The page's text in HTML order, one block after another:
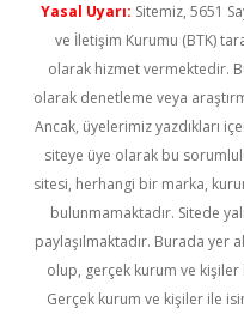
Yasal Uyarı: Sitemiz, 5651
ve İletişim Kurumu (BTK)
olarak hizmet vermektedir.
olarak denetleme veya
Ancak, üyelerimiz yazdıkları
siteye üye olarak bu
sitesi, herhangi bir marka,
bulunmamaktadır. Sitede
paylaşılmaktadır. Burada yer
olup, gerçek kurum ve kişiler
Gerçek kurum ve kişiler ile